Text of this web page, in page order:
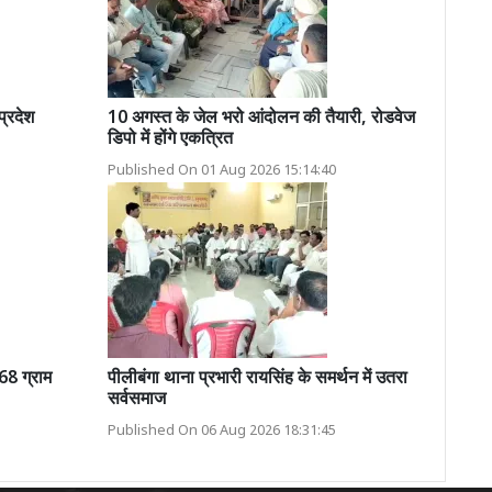
10 अगस्त के जेल भरो आंदोलन की तैयारी, रोडवेज
डिपो में होंगे एकत्रित
Published On 01 Aug 2026 15:14:40
ग्राम
पीलीबंगा थाना प्रभारी रायसिंह के समर्थन में उतरा
सर्वसमाज
Published On 06 Aug 2026 18:31:45